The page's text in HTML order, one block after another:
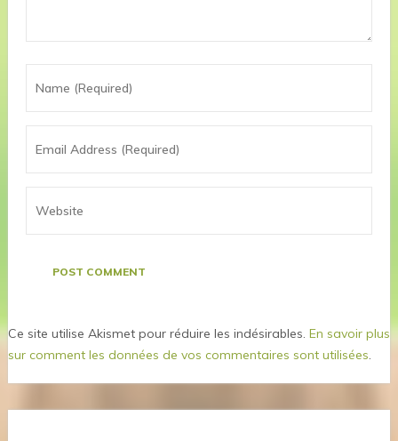
Ce site utilise Akismet pour réduire les indésirables. En savoir plus
sur comment les données de vos commentaires sont utilisées.